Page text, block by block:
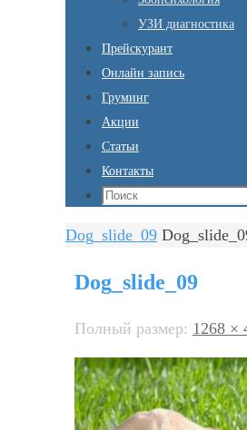
УЗИ диагностика
Прейскурант
Онлайн запись
Груминг
Акции
Статьи
Контакты
Что
Главная
Dog_slide_09
Dog_slide_09
Полный размер: 1268 ×